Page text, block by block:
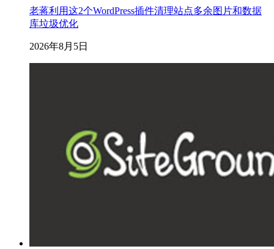
老蒋利用这2个WordPress插件清理站点多余图片和数据
库垃圾优化
2026年8月5日